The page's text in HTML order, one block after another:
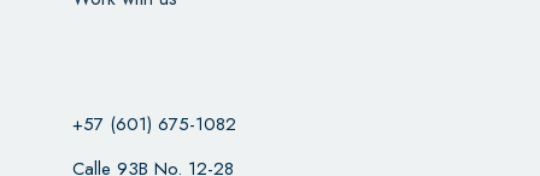
+57 (601) 675-1082
Calle 93B No. 12-28